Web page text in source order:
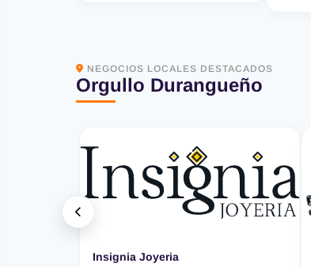
NEGOCIOS LOCALES DESTACADOS
Orgullo Durangueño
Insignia Joyeria